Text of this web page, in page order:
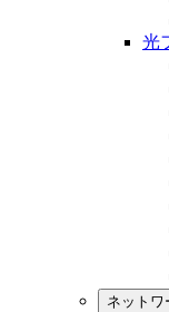
光
ネット